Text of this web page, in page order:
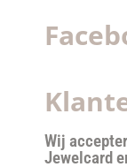
Wij
Jewelcard